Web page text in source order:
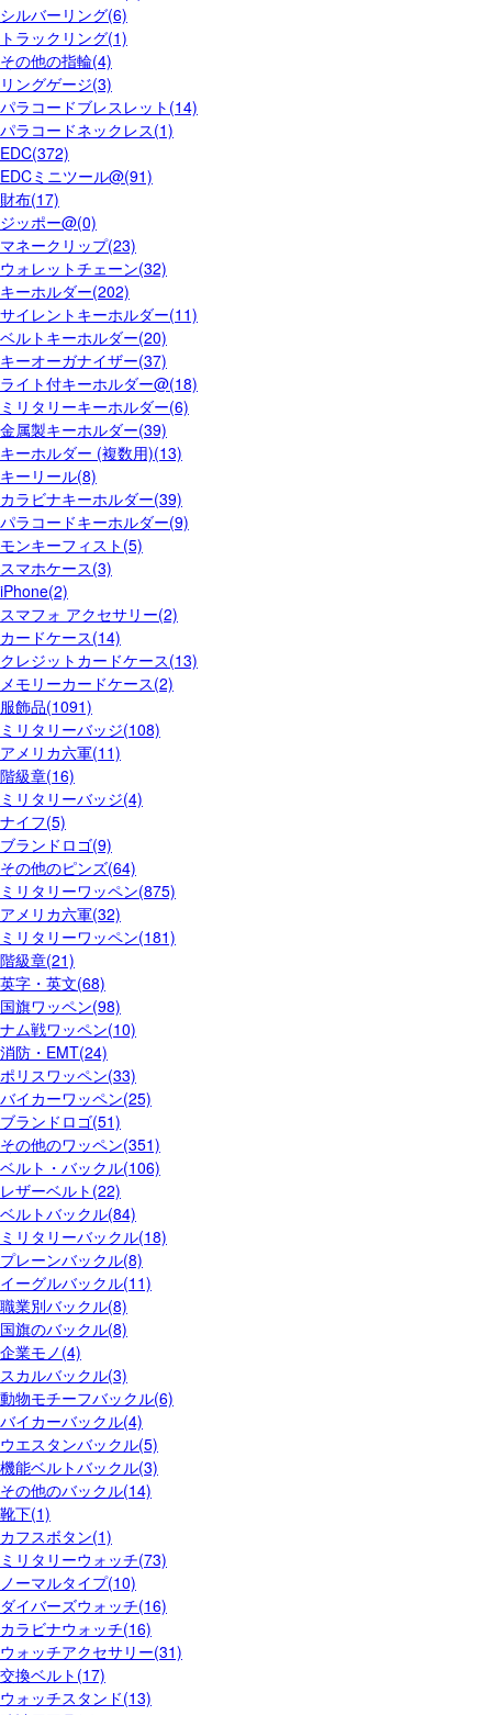
シルバーリング(6)
トラックリング(1)
その他の指輪(4)
リングゲージ(3)
パラコードブレスレット(14)
パラコードネックレス(1)
EDC(372)
EDCミニツール@(91)
財布(17)
ジッポー@(0)
マネークリップ(23)
ウォレットチェーン(32)
キーホルダー(202)
サイレントキーホルダー(11)
ベルトキーホルダー(20)
キーオーガナイザー(37)
ライト付キーホルダー@(18)
ミリタリーキーホルダー(6)
金属製キーホルダー(39)
キーホルダー (複数用)(13)
キーリール(8)
カラビナキーホルダー(39)
パラコードキーホルダー(9)
モンキーフィスト(5)
スマホケース(3)
iPhone(2)
スマフォ アクセサリー(2)
カードケース(14)
クレジットカードケース(13)
メモリーカードケース(2)
服飾品(1091)
ミリタリーバッジ(108)
アメリカ六軍(11)
階級章(16)
ミリタリーバッジ(4)
ナイフ(5)
ブランドロゴ(9)
その他のピンズ(64)
ミリタリーワッペン(875)
アメリカ六軍(32)
ミリタリーワッペン(181)
階級章(21)
英字・英文(68)
国旗ワッペン(98)
ナム戦ワッペン(10)
消防・EMT(24)
ポリスワッペン(33)
バイカーワッペン(25)
ブランドロゴ(51)
その他のワッペン(351)
ベルト・バックル(106)
レザーベルト(22)
ベルトバックル(84)
ミリタリーバックル(18)
プレーンバックル(8)
イーグルバックル(11)
職業別バックル(8)
国旗のバックル(8)
企業モノ(4)
スカルバックル(3)
動物モチーフバックル(6)
バイカーバックル(4)
ウエスタンバックル(5)
機能ベルトバックル(3)
その他のバックル(14)
靴下(1)
カフスボタン(1)
ミリタリーウォッチ(73)
ノーマルタイプ(10)
ダイバーズウォッチ(16)
カラビナウォッチ(16)
ウォッチアクセサリー(31)
交換ベルト(17)
ウォッチスタンド(13)